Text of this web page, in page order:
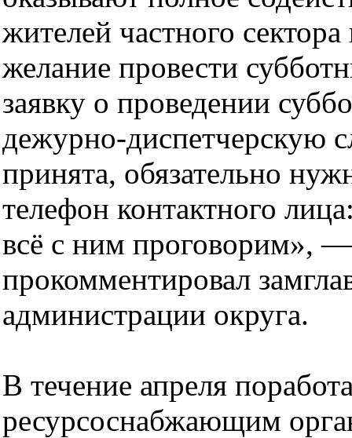
жителей частного сектора
желание провести
заявку о проведении
дежурно-диспетчерскую
принята, обязательно
телефон контактного
всё с ним проговорим», —
прокомментировал
администрации округа.
В течение апреля
ресурсоснабжающим